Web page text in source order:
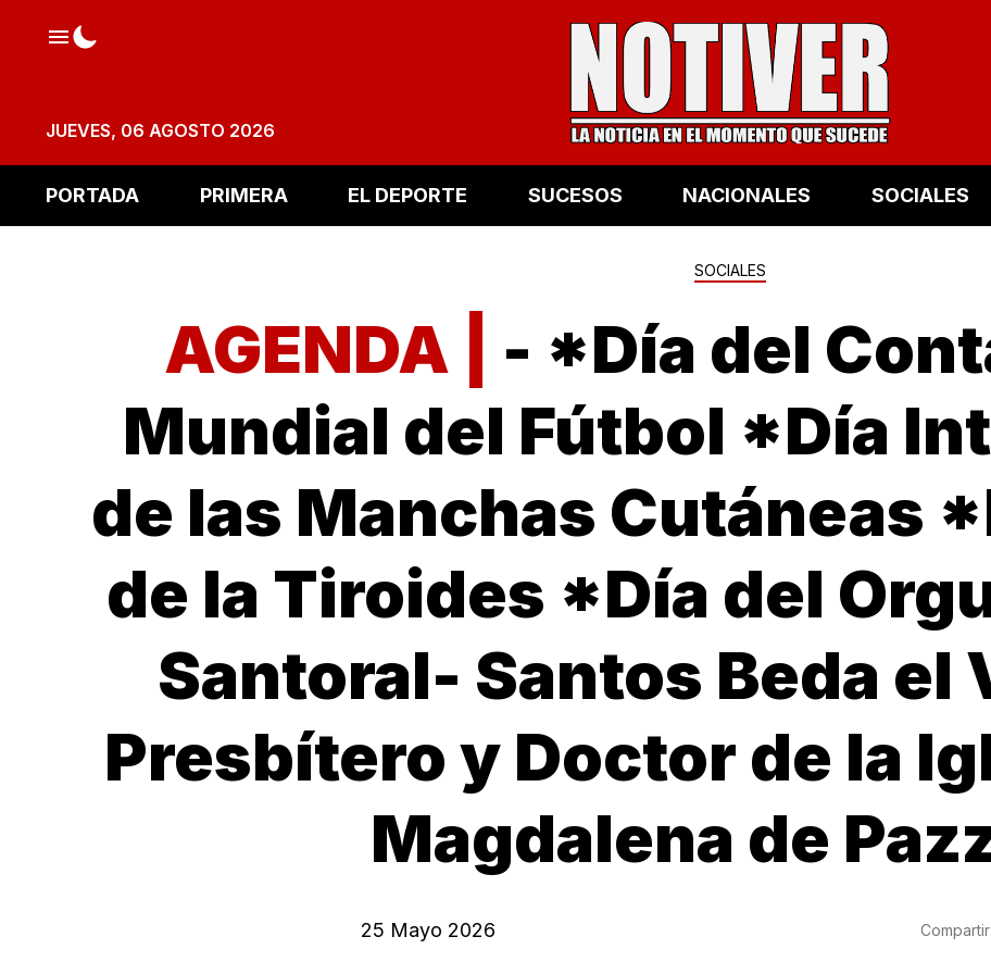
JUEVES, 06 AGOSTO 2026
PORTADA PRIMERA EL DEPORTE SUCESOS NACIONALES SOCIALES
SOCIALES
AGENDA | - *Día del
Mundial del Fútbol *Día
de las Manchas Cutáneas
de la Tiroides *Día del
Santoral- Santos Beda el
Presbítero y Doctor de la
Magdalena de
25 Mayo 2026 Compartir: